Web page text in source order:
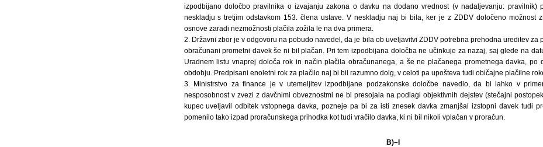
izpodbijano določbo pravilnika o izvajanju zakona o davku na dodano vrednost (v nadaljevanju: pravilnik)
neskladju s tretjim odstavkom 153. člena ustave. V neskladju naj bi bila, ker je z ZDDV določeno možnost
osnove zaradi nezmožnosti plačila zožila le na dva primera.
2. Državni zbor je v odgovoru na pobudo navedel, da je bila ob uveljavitvi ZDDV potrebna prehodna ureditev za
obračunani prometni davek še ni bil plačan. Pri tem izpodbijana določba ne učinkuje za nazaj, saj glede na
Uradnem listu vnaprej določa rok in način plačila obračunanega, a še ne plačanega prometnega davka, po
obdobju. Predpisani enoletni rok za plačilo naj bi bil razumno dolg, v celoti pa upošteva tudi običajne plačilne
3. Ministrstvo za finance je v utemeljitev izpodbijane podzakonske določbe navedlo, da bi lahko v
nesposobnost v zvezi z davčnimi obveznostmi ne bi presojala na podlagi objektivnih dejstev (stečajni
kupec uveljavil odbitek vstopnega davka, pozneje pa bi za isti znesek davka zmanjšal izstopni davek tudi
pomenilo tako izpad proračunskega prihodka kot tudi vračilo davka, ki ni bil nikoli vplačan v proračun.
B)–I